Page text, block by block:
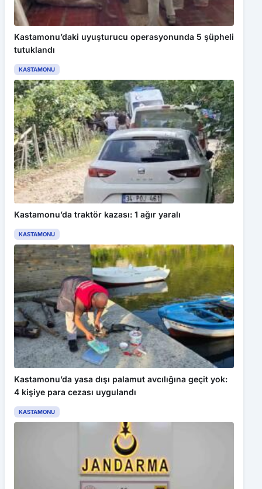
Karabüklü hakem Belder, Süper Lig’de maç yönetecek
Kastamonu’daki uyuşturucu operasyonunda 5 şüpheli
tutuklandı
KASTAMONU
Kastamonu’da traktör kazası: 1 ağır yaralı
KASTAMONU
Kastamonu’da yasa dışı palamut avcılığına geçit yok:
4 kişiye para cezası uygulandı
KASTAMONU
Bu web sitesinde en iyi deneyimi yaşamanızı sağlamak için
çerezler kullanılmaktadır. Detaylar içinGizlilik Politikamız
inceleyebilirsiniz.
Kabul Et